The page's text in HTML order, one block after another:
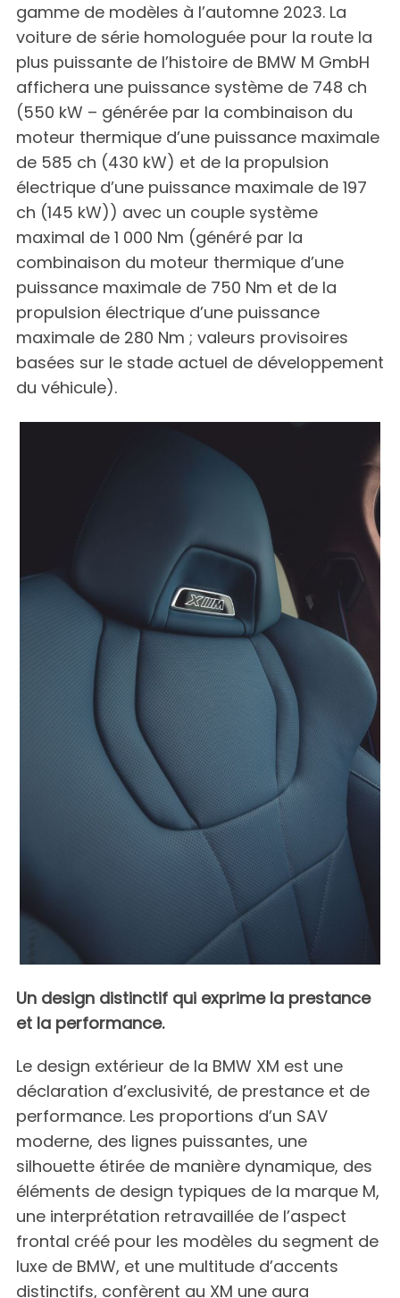
gamme de modèles à l’automne 2023. La
voiture de série homologuée pour la route la
plus puissante de l’histoire de BMW M GmbH
affichera une puissance système de 748 ch
(550 kW – générée par la combinaison du
moteur thermique d’une puissance maximale
de 585 ch (430 kW) et de la propulsion
électrique d’une puissance maximale de 197
ch (145 kW)) avec un couple système
maximal de 1 000 Nm (généré par la
combinaison du moteur thermique d’une
puissance maximale de 750 Nm et de la
propulsion électrique d’une puissance
maximale de 280 Nm ; valeurs provisoires
basées sur le stade actuel de développement
du véhicule).
Un design distinctif qui exprime la prestance
et la performance.
Le design extérieur de la BMW XM est une
déclaration d’exclusivité, de prestance et de
performance. Les proportions d’un SAV
moderne, des lignes puissantes, une
silhouette étirée de manière dynamique, des
éléments de design typiques de la marque M,
une interprétation retravaillée de l’aspect
frontal créé pour les modèles du segment de
luxe de BMW, et une multitude d’accents
distinctifs, confèrent au XM une aura
h
f
r